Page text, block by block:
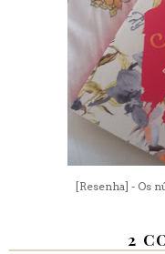
[Resenha] - Os
2